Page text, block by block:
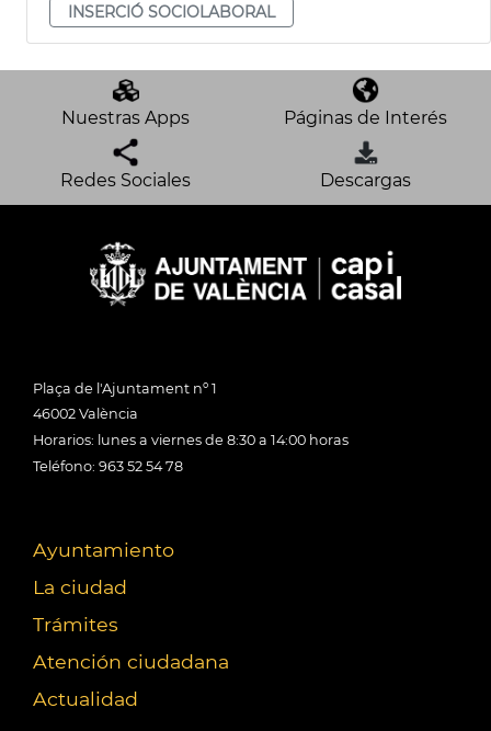
INSERCIÓ SOCIOLABORAL
Nuestras Apps Páginas de Interés
Redes Sociales Descargas
Plaça de l'Ajuntament nº 1
46002 València
Horarios: lunes a viernes de 8:30 a 14:00 horas
Teléfono: 963 52 54 78
Ayuntamiento
La ciudad
Trámites
Atención ciudadana
Actualidad